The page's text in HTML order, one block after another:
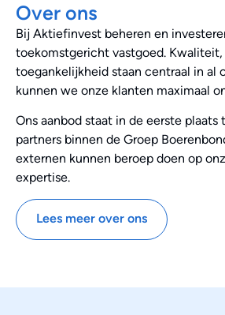
Over ons
Bij Aktiefinvest beheren en
toekomstgericht vastgoed. Kwaliteit,
toegankelijkheid staan centraal in al
kunnen we onze klanten maximaal
Ons aanbod staat in de eerste plaats
partners binnen de Groep
externen kunnen beroep doen op
expertise.
Lees meer over ons